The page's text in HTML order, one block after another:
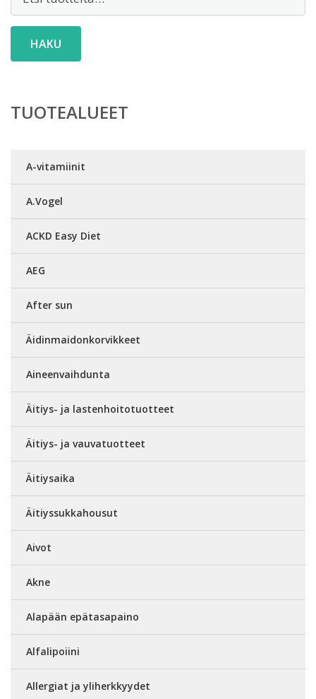
HAKU
TUOTEALUEET
A-vitamiinit
A.Vogel
ACKD Easy Diet
AEG
After sun
Äidinmaidonkorvikkeet
Aineenvaihdunta
Äitiys- ja lastenhoitotuotteet
Äitiys- ja vauvatuotteet
Äitiysaika
Äitiyssukkahousut
Aivot
Akne
Alapään epätasapaino
Alfalipoiini
Allergiat ja yliherkkyydet